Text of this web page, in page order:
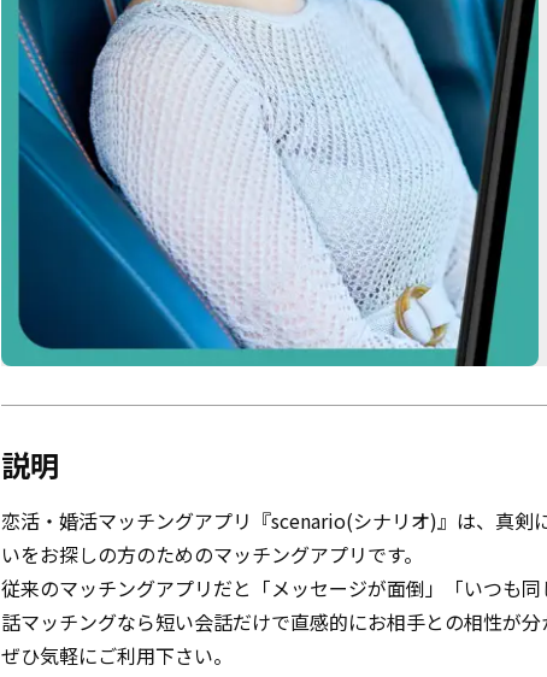
説明
恋活・婚活マッチングアプリ『scenario(シナリオ)』は、真剣
いをお探しの方のためのマッチングアプリです。
従来のマッチングアプリだと「メッセージが面倒」「いつも
話マッチングなら短い会話だけで直感的にお相手との相性が分
ぜひ気軽にご利用下さい。